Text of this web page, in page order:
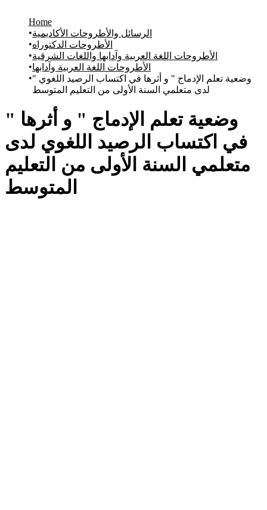
Home
الرسائل والأطروحات الأكاديمية
الأطروحات الدكتوراه
الأطروحات اللغة العربية وآدابها واللغات الشرقية
الأطروحات اللغة العربية وآدابها
" وضعية تعلم الإدماج " و أثرها في اكتساب الرصيد اللغوي
لدى متعلمي السنة الأولى من التعليم المتوسط
" وضعية تعلم الإدماج " و أثرها
في اكتساب الرصيد اللغوي لدى
متعلمي السنة الأولى من التعليم
المتوسط